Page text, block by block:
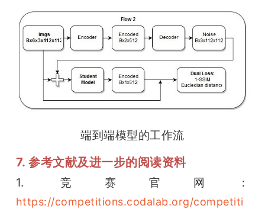
端到端模型的工作流
7. 参考文献及进一步的阅读资料
1. 竞赛官网：
https://competitions.codalab.org/competiti